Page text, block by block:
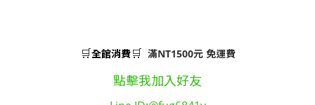
🛒全館消費🛒 滿NT1500元 免運費
點擊我加入好友